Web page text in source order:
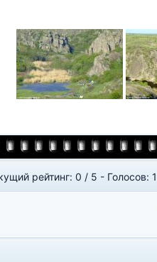
рейтинг: 0 / 5 - Голосов: